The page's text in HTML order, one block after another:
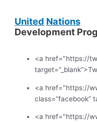
United Nations
Development
<a href="https://
<a href="https://
class=”facebook”
<a href="https://